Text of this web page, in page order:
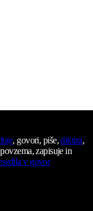
, govori, piše,diktira,
zapisuje in
v govor